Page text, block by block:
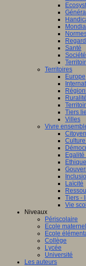
Santé
Territoires
Europe
Ruralité
Tiers
Villes
Vivre
Ethique
Laïcité
Tiers -
Vie
Niveaux
Périscolaire
Ecole
Ecole
Collège
Lycée
Université
Les auteurs